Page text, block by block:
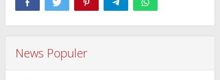
News Populer